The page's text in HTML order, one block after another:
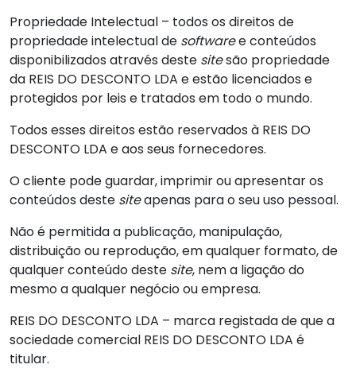
Propriedade Intelectual – todos os direitos de
propriedade intelectual de softwaree conteúdos
disponibilizados através deste sitesão propriedade
da REIS DO DESCONTO LDA e estão licenciados e
protegidos por leis e tratados em todo o mundo.
Todos esses direitos estão reservados à REIS DO
DESCONTO LDA e aos seus fornecedores.
O cliente pode guardar, imprimir ou apresentar os
conteúdos deste siteapenas para o seu uso pessoal.
Não é permitida a publicação, manipulação,
distribuição ou reprodução, em qualquer formato, de
qualquer conteúdo deste site, nem a ligação do
mesmo a qualquer negócio ou empresa.
REIS DO DESCONTO LDA – marca registada de que a
sociedade comercial REIS DO DESCONTO LDA é
titular.